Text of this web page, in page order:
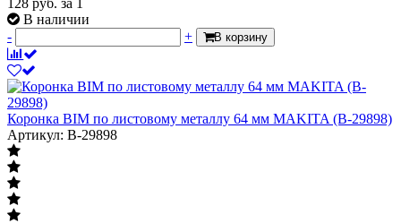
128 руб. за 1
В наличии
-
+ В корзину
Коронка BIM по листовому металлу 64 мм MAKITA (B-29898)
Артикул: B-29898